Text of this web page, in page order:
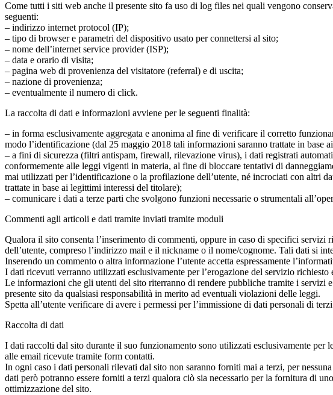
Come tutti i siti web anche il presente sito fa uso di log files nei quali vengono
seguenti:
– indirizzo internet protocol (IP);
– tipo di browser e parametri del dispositivo usato per connettersi al sito;
– nome dell’internet service provider (ISP);
– data e orario di visita;
– pagina web di provenienza del visitatore (referral) e di uscita;
– nazione di provenienza;
– eventualmente il numero di click.
La raccolta di dati e informazioni avviene per le seguenti finalità:
– in forma esclusivamente aggregata e anonima al fine di verificare il corretto
modo l’identificazione (dal 25 maggio 2018 tali informazioni saranno trattate in base
– a fini di sicurezza (filtri antispam, firewall, rilevazione virus), i dati registrati
conformemente alle leggi vigenti in materia, al fine di bloccare tentativi di
mai utilizzati per l’identificazione o la profilazione dell’utente, né incrociati con altri
trattate in base ai legittimi interessi del titolare);
– comunicare i dati a terze parti che svolgono funzioni necessarie o strumentali
Commenti agli articoli e dati tramite inviati tramite moduli
Qualora il sito consenta l’inserimento di commenti, oppure in caso di specifici
dell’utente, compreso l’indirizzo mail e il nickname o il nome/cognome. Tali dati si
Inserendo un commento o altra informazione l’utente accetta espressamente
I dati ricevuti verranno utilizzati esclusivamente per l’erogazione del servizio
Le informazioni che gli utenti del sito riterranno di rendere pubbliche tramite i servizi
presente sito da qualsiasi responsabilità in merito ad eventuali violazioni delle leggi.
Spetta all’utente verificare di avere i permessi per l’immissione di dati personali di
Raccolta di dati
I dati raccolti dal sito durante il suo funzionamento sono utilizzati esclusivamente per
alle email ricevute tramite form contatti.
In ogni caso i dati personali rilevati dal sito non saranno forniti mai a terzi, per
dati però potranno essere forniti a terzi qualora ciò sia necessario per la fornitura di
ottimizzazione del sito.